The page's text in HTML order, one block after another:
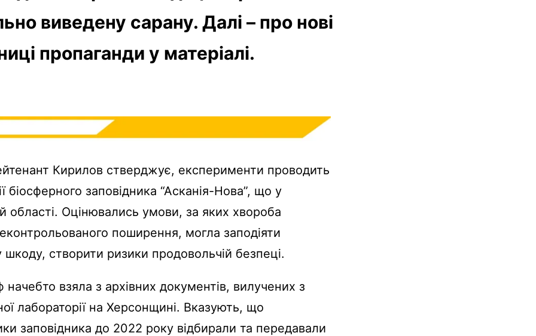
виведену сарану. Далі – про нові
пропаганди у матеріалі.
Кирилов стверджує, експерименти проводить
біосферного заповідника “Асканія-Нова”, що у
області. Оцінювались умови, за яких хвороба
поширення, могла заподіяти
шкоду, створити ризики продовольчій безпеці.
начебто взяла з архівних документів, вилучених з
лабораторії на Херсонщині. Вказують, що
заповідника до 2022 року відбирали та передавали